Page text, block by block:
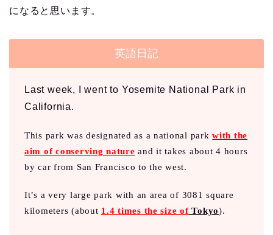
になると思います。
英語日記
Last week, I went to Yosemite National Park in
California.
This park was designated as a national parkwith the
aim of conserving nature and it takes about 4 hours
by car from San Francisco to the west.
It’s a very large park with an area of 3081 square
kilometers (about 1.4 times the size ofTokyo).